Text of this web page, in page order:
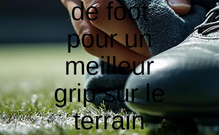
de foot
pour un
meilleur
grip sur le
terrain